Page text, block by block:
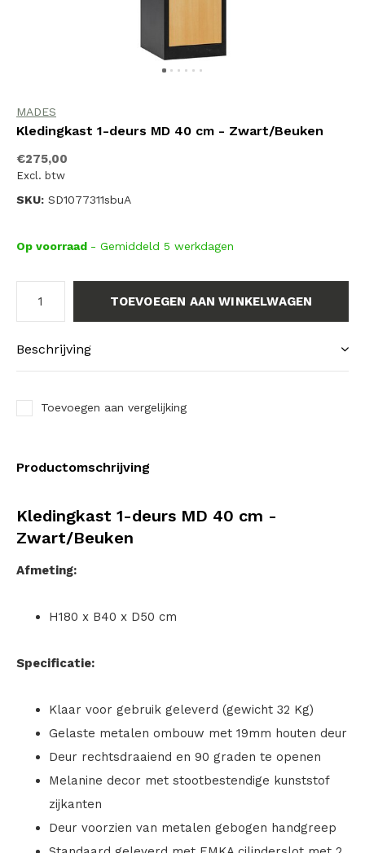
MADES
Kledingkast 1-deurs MD 40 cm - Zwart/Beuken
€275,00
Excl. btw
SKU: SD1077311sbuA
Op voorraad - Gemiddeld 5 werkdagen
TOEVOEGEN AAN WINKELWAGEN
Beschrijving
Toevoegen aan vergelijking
Productomschrijving
Kledingkast 1-deurs MD 40 cm -
Zwart/Beuken
Afmeting:
H180 x B40 x D50 cm
Specificatie:
Klaar voor gebruik geleverd (gewicht 32 Kg)
Gelaste metalen ombouw met 19mm houten deur
Deur rechtsdraaiend en 90 graden te openen
Melanine decor met stootbestendige kunststof
zijkanten
Deur voorzien van metalen gebogen handgreep